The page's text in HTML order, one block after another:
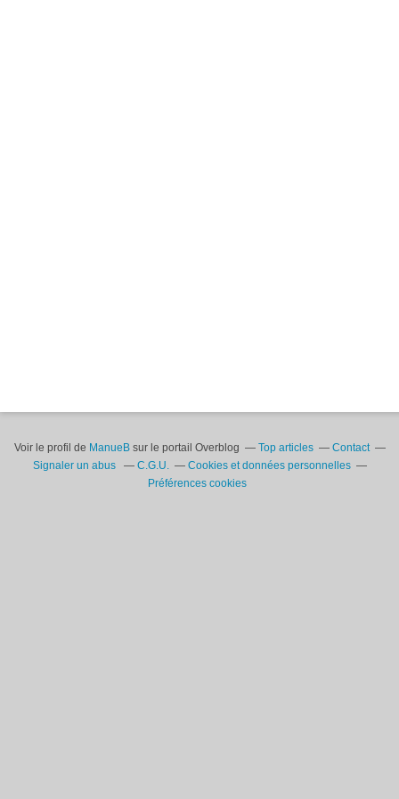
Voir le profil de ManueBsur le portail Overblog Top articles
Contact
Signaler un abus
C.G.U.
Cookies et données personnelles
Préférences cookies